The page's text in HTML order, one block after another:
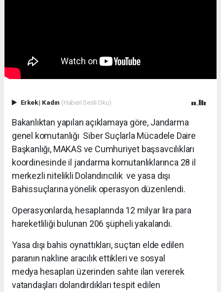
Erkek| Kadın (Haberi Sesli Oku)
Bakanlıktan yapılan açıklamaya göre, Jandarma
genel komutanlığı Siber Suçlarla Mücadele Daire
Başkanlığı, MAKAS ve Cumhuriyet başsavcılıkları
koordinesinde il jandarma komutanlıklarınca 28 il
merkezli nitelikli Dolandırıcılık ve yasa dışı
Bahissuçlarına yönelik operasyon düzenlendi.
Operasyonlarda, hesaplarında 12 milyar lira para
hareketliliği bulunan 206 şüpheli yakalandı.
Yasa dışı bahis oynattıkları, suçtan elde edilen
paranın nakline aracılık ettikleri ve sosyal
medya hesapları üzerinden sahte ilan vererek
vatandaşları dolandırdıkları tespit edilen